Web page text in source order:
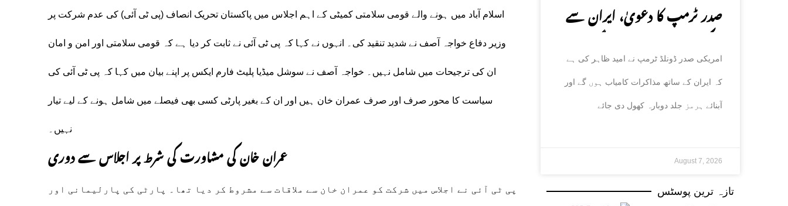
اسلام آباد میں ہونے والے قومی سلامتی کمیٹی کے اہم اجلاس میں پاکستان تحریک انصاف (پی ٹی آئی) کی عدم شرکت پر
وزیر دفاع خواجہ آصف نے شدید تنقید کی۔ انہوں نے کہا کہ پی ٹی آئی نے ثابت کر دیا ہے کہ قومی سلامتی اور امن و امان
ان کی ترجیحات میں شامل نہیں۔ خواجہ آصف نے سوشل میڈیا پلیٹ فارم ایکس پر اپنے بیان میں کہا کہ پی ٹی آئی کی
سیاست کا محور صرف اور صرف عمران خان ہیں اور ان کے بغیر پارٹی کسی بھی فیصلے میں شامل ہونے کے لیے تیار
نہیں۔
عمران خان کی مشاورت کی شرط پر اجلاس سے دوری
پی ٹی آئی نے اجلاس میں شرکت کو عمران خان سے ملاقات سے مشروط کر دیا تھا۔ پارٹی کی پارلیمانی اور
صدر ٹرمپ کا دعویٰ، ایران سے
آبنائے ہرمز جلد کھل جائے گی
امریکی صدر ڈونلڈ ٹرمپ نے امید ظاہر کی ہے
کہ ایران کے ساتھ مذاکرات کامیاب ہوں گے اور
آبنائے ہرمز جلد دوبارہ کھول دی جائے
August 7, 2026
تازہ ترین پوسٹس